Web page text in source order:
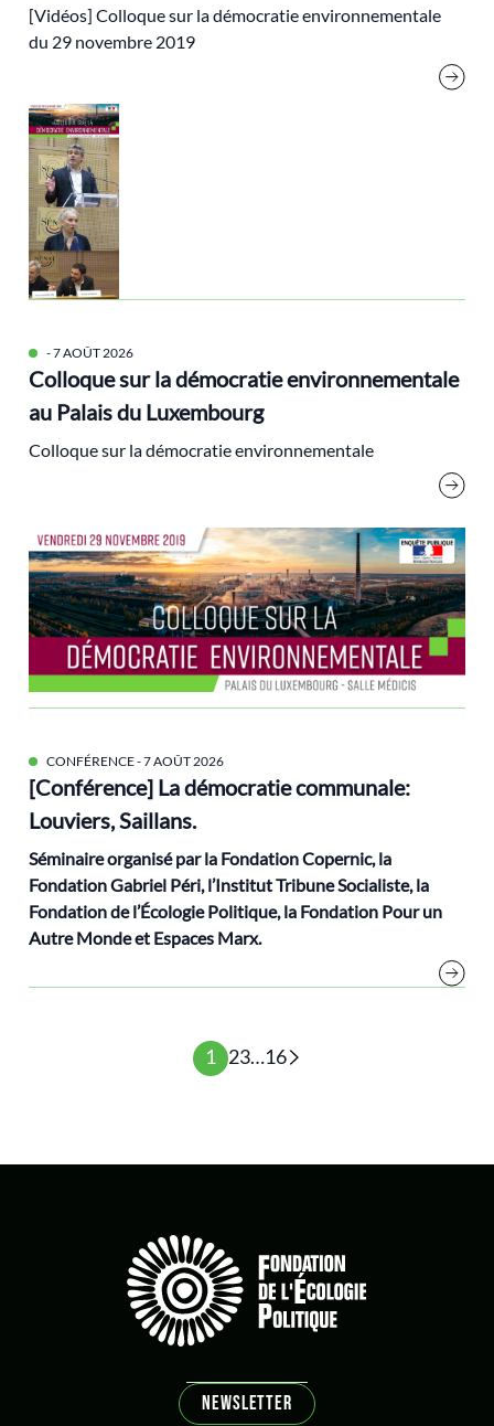
[Vidéos] Colloque sur la démocratie environnementale
du 29 novembre 2019
- 7 AOÛT 2026
Colloque sur la démocratie environnementale
au Palais du Luxembourg
Colloque sur la démocratie environnementale
CONFÉRENCE- 7 AOÛT 2026
[Conférence] La démocratie communale:
Louviers, Saillans.
Séminaire organisé par la Fondation Copernic, la
Fondation Gabriel Péri, l’Institut Tribune Socialiste, la
Fondation de l’Écologie Politique, la Fondation Pour un
Autre Monde et Espaces Marx.
1 23…16
prix du livre
Protection de la nature
PSU
Rassemblement National
régionalisme
Religion
rencontres de l'écologie
résilience
Responsabilité sociale
risques climatiques
ruralités
Sécurité sociale
sécurité sociale alimentaire
services publics
smart cities
Sud global
Transition(s)
Travail
villes
Wilderness
Yves Cochet
NEWSLETTER